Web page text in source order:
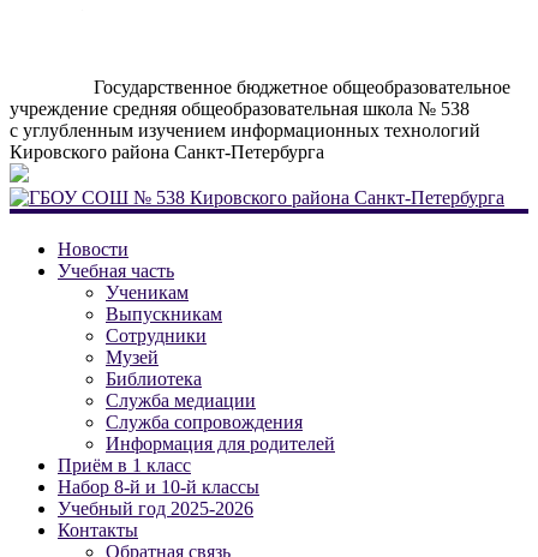
Государственное бюджетное общеобразовательное
учреждение средняя общеобразовательная школа № 538
с углубленным изучением информационных технологий
Кировского района Санкт-Петербурга
ГБОУ
СОШ
Кировского
Петербурга
Официальный
сайт
школы
Новости
Учебная часть
Ученикам
Выпускникам
Сотрудники
Музей
Библиотека
Служба медиации
Служба сопровождения
Информация для родителей
Приём в 1 класс
Набор 8-й и 10-й классы
Учебный год 2025-2026
Контакты
Обратная связь